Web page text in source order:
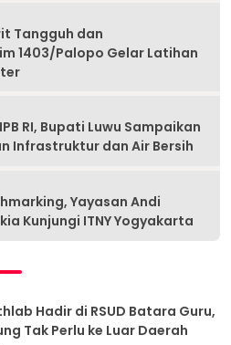
Tangguh dan
1403/Palopo Gelar Latihan
RI, Bupati Luwu Sampaikan
Infrastruktur dan Air Bersih
Yayasan Andi
Kunjungi ITNY Yogyakarta
Hadir di RSUD Batara Guru,
Tak Perlu ke Luar Daerah